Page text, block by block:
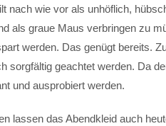
nach wie vor als unhöflich,
als graue Maus verbringen zu
werden. Das genügt bereits.
sorgfältig geachtet werden. Da
und ausprobiert werden.
lassen das Abendkleid auch